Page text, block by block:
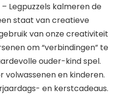
Legpuzzels kalmeren de
staat van creatieve
van onze creativiteit
om “verbindingen” te
ouder-kind spel.
volwassenen en kinderen.
en kerstcadeaus.